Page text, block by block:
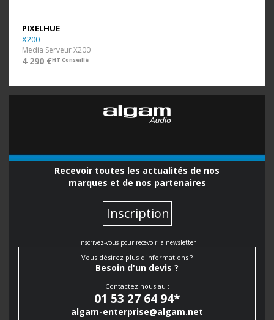
PIXELHUE
X200
Media Serveur X200
4 290 €HT Conseillé
Recevoir toutes les actualités de nos
marques et de nos partenaires
Inscription
Inscrivez-vous pour recevoir la newsletter
Vous désirez plus d'informations ?
Besoin d'un devis ?
Contactez nous au :
01 53 27 64 94*
algam-enterprise@algam.net